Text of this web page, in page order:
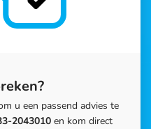
u een passend advies te
2043010 en kom direct